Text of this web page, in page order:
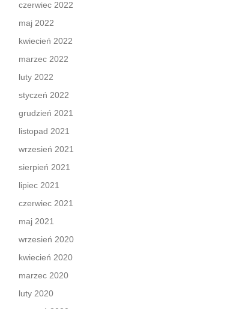
czerwiec 2022
maj 2022
kwiecień 2022
marzec 2022
luty 2022
styczeń 2022
grudzień 2021
listopad 2021
wrzesień 2021
sierpień 2021
lipiec 2021
czerwiec 2021
maj 2021
wrzesień 2020
kwiecień 2020
marzec 2020
luty 2020